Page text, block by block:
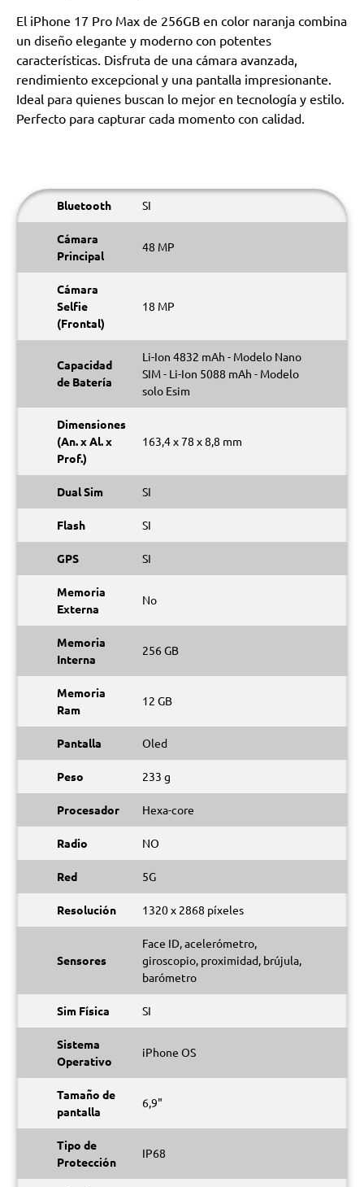
El iPhone 17 Pro Max de 256GB en color naranja combina
un diseño elegante y moderno con potentes
características. Disfruta de una cámara avanzada,
rendimiento excepcional y una pantalla impresionante.
Ideal para quienes buscan lo mejor en tecnología y estilo.
Perfecto para capturar cada momento con calidad.
Bluetooth SI
Cámara
Principal
48 MP
Cámara
Selfie
(Frontal)
18 MP
Capacidad
de Batería
Li-Ion 4832 mAh - Modelo Nano
SIM - Li-Ion 5088 mAh - Modelo
solo Esim
Dimensiones
(An. x Al. x
Prof.)
163,4 x 78 x 8,8 mm
Dual Sim SI
Flash SI
GPS SI
Memoria
Externa
No
Memoria
Interna
256 GB
Memoria
Ram
12 GB
Pantalla Oled
Peso 233 g
Procesador Hexa-core
Radio NO
Red 5G
Resolución 1320 x 2868 píxeles
Sensores
Face ID, acelerómetro,
giroscopio, proximidad, brújula,
barómetro
Sim Física SI
Sistema
Operativo
iPhone OS
Tamaño de
pantalla
6,9"
Tipo de
Protección
IP68